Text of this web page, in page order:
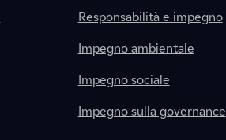
Responsabilità e impegno
Impegno ambientale
Impegno sociale
Impegno sulla governance